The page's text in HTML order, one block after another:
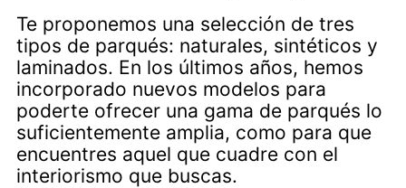
Te proponemos una selección de tres
tipos de parqués: naturales, sintéticos y
laminados. En los últimos años, hemos
incorporado nuevos modelos para
poderte ofrecer una gama de parqués lo
suficientemente amplia, como para que
encuentres aquel que cuadre con el
interiorismo que buscas.